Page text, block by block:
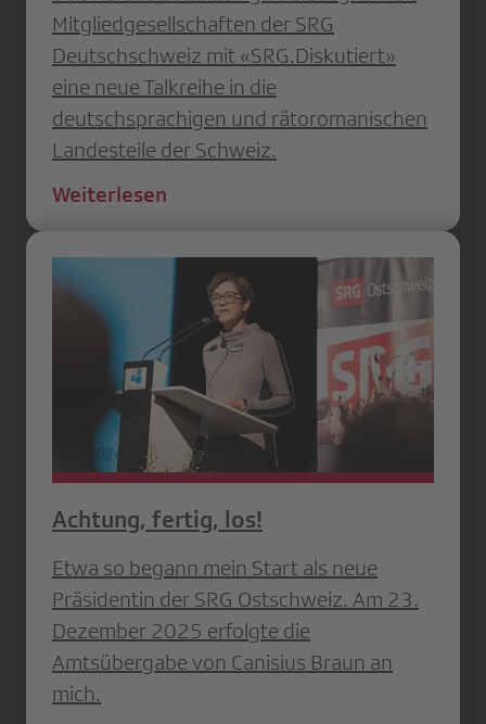
Mitgliedgesellschaften der SRG
Deutschschweiz mit «SRG.Diskutiert»
eine neue Talkreihe in die
deutschsprachigen und rätoromanischen
Landesteile der Schweiz.
Weiterlesen
Achtung, fertig, los!
Etwa so begann mein Start als neue
Präsidentin der SRG Ostschweiz. Am 23.
Dezember 2025 erfolgte die
Amtsübergabe von Canisius Braun an
mich.